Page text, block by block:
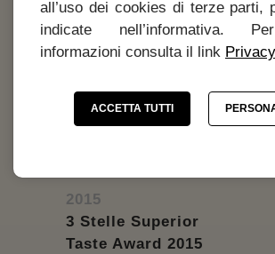
2015
3 Stelle Superior
Taste Award 2015
all’uso dei cookies di terze parti,
indicate nell’informativa.
informazioni consulta il link
ACCETTA TUTTI